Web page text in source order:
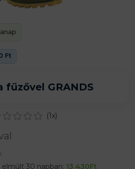
fűzővel GRANDS
Ft
(1x)
elmúlt 30 napban: 13 430Ft